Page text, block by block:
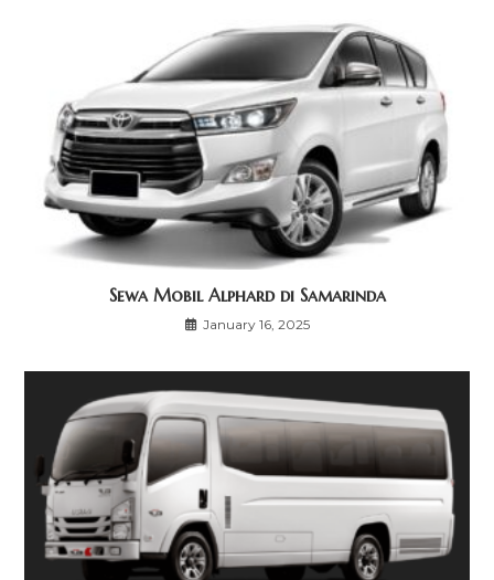
Sewa Mobil Alphard di Samarinda
January 16, 2025